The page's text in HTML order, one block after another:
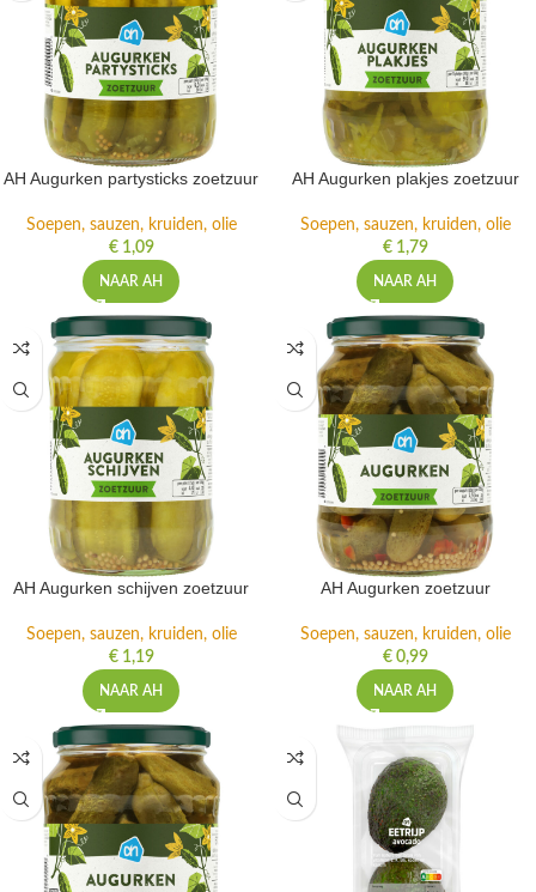
AH Augurken partysticks zoetzuur
Soepen, sauzen, kruiden, olie
€1,09
NAAR AH
AH Augurken plakjes zoetzuur
Soepen, sauzen, kruiden, olie
€1,79
NAAR AH
AH Augurken schijven zoetzuur
Soepen, sauzen, kruiden, olie
€1,19
NAAR AH
AH Augurken zoetzuur
Soepen, sauzen, kruiden, olie
€0,99
NAAR AH